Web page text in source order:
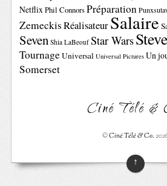
NetflixPhil ConnorsPréparation
ZemeckisRéalisateurSalaire
Seven Shia LaBeouf Star Wars
TournageUniversal Universal Pictures Un
Somerset
Ciné Télé &
©Ciné Télé & Co.
↑